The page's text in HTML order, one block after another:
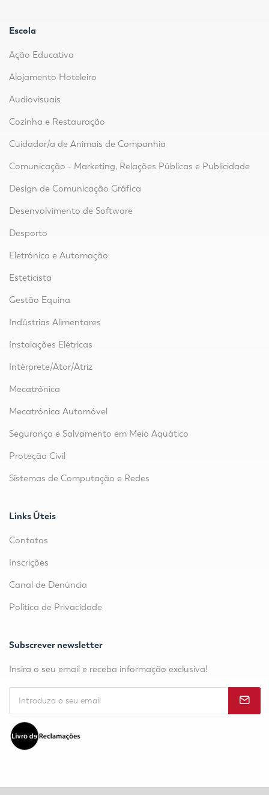
Escola
Ação Educativa
Alojamento Hoteleiro
Audiovisuais
Cozinha e Restauração
Cuidador/a de Animais de Companhia
Comunicação - Marketing, Relações Públicas e Publicidade
Design de Comunicação Gráfica
Desenvolvimento de Software
Desporto
Eletrónica e Automação
Esteticista
Gestão Equina
Indústrias Alimentares
Instalações Elétricas
Intérprete/Ator/Atriz
Mecatrónica
Mecatrónica Automóvel
Segurança e Salvamento em Meio Aquático
Proteção Civil
Sistemas de Computação e Redes
Links Úteis
Contatos
Inscrições
Canal de Denúncia
Política de Privacidade
Subscrever newsletter
Insira o seu email e receba informação exclusiva!